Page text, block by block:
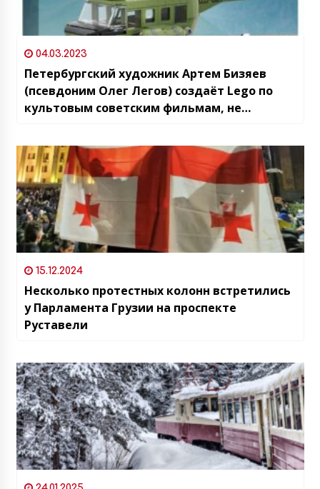
04.03.2023
Петербургский художник Артем Бизяев
(псевдоним Олег Легов) создаёт Lego по
культовым советским фильмам, не
15.12.2024
Несколько протестных колонн встретились
у Парламента Грузии на проспекте
Руставели